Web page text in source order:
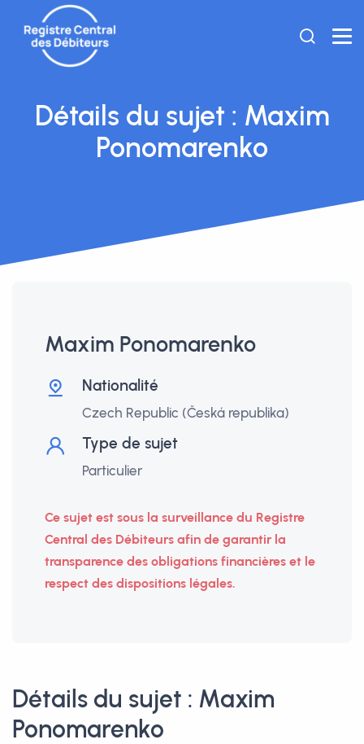
Détails du sujet : Maxim
Ponomarenko
Maxim Ponomarenko
Nationalité
Czech Republic (Česká republika)
Type de sujet
Particulier
Ce sujet est sous la surveillance du Registre
Central des Débiteurs afin de garantir la
transparence des obligations financières et le
respect des dispositions légales.
Détails du sujet : Maxim
Ponomarenko